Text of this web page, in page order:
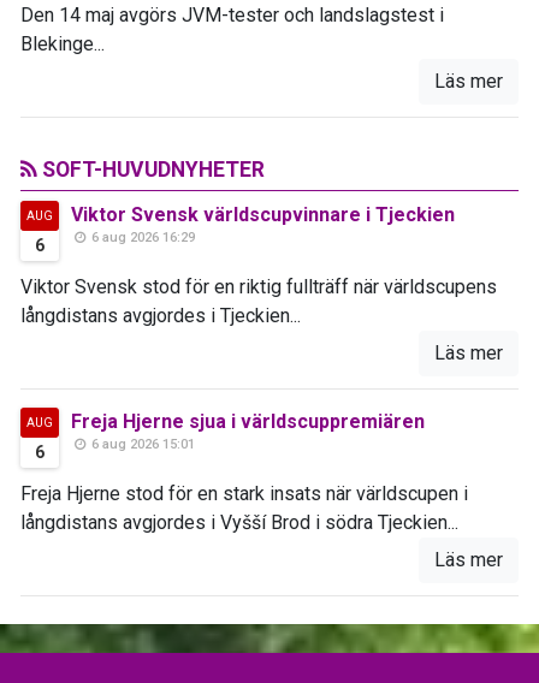
Den 14 maj avgörs JVM-tester och landslagstest i
Blekinge...
Läs mer
SOFT-HUVUDNYHETER
AUG
6
Viktor Svensk världscupvinnare i Tjeckien
6 aug 2026 16:29
Viktor Svensk stod för en riktig fullträff när världscupens
långdistans avgjordes i Tjeckien...
Läs mer
AUG
6
Freja Hjerne sjua i världscuppremiären
6 aug 2026 15:01
Freja Hjerne stod för en stark insats när världscupen i
långdistans avgjordes i Vyšší Brod i södra Tjeckien...
Läs mer